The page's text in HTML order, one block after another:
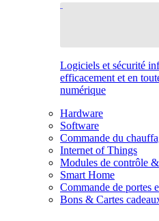
Logiciels et sécurité
efficacement et en
numérique
Hardware
Software
Commande du
Internet of Things
Modules de contrôle
Smart Home
Commande de portes
Bons & Cartes